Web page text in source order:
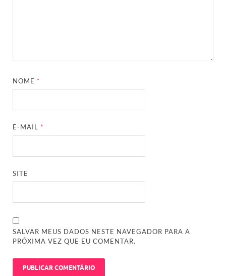
NOME*
E-MAIL*
SITE
SALVAR MEUS DADOS NESTE NAVEGADOR PARA A
PRÓXIMA VEZ QUE EU COMENTAR.